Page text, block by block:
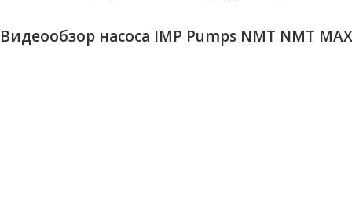
Видеообзор насоса IMP Pumps NMT NMT